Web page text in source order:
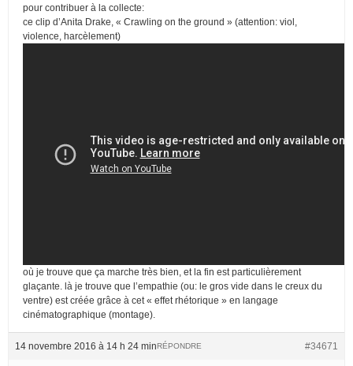
pour contribuer à la collecte:
ce clip d’Anita Drake, « Crawling on the ground » (attention: viol,
violence, harcèlement)
où je trouve que ça marche très bien, et la fin est particulièrement
glaçante. là je trouve que l’empathie (ou: le gros vide dans le creux du
ventre) est créée grâce à cet « effet rhétorique » en langage
cinématographique (montage).
14 novembre 2016 à 14 h 24 min #34671
RÉPONDRE